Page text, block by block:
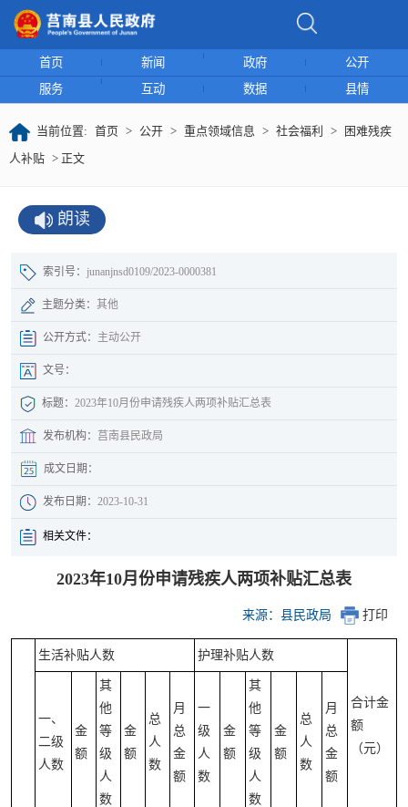
首页 新闻 政府
公开
服务
互动 数据 县情
当前位置: 首页 > 公开 > 重点领域信息 > 社会福利 > 困难残疾
人补贴 > 正文
朗读
索引号： junanjnsd0109/2023-0000381
主题分类： 其他
公开方式： 主动公开
文号：
标题： 2023年10月份申请残疾人两项补贴汇总表
发布机构： 莒南县民政局
成文日期：
发布日期： 2023-10-31
相关文件：
2023年10月份申请残疾人两项补贴汇总表
来源：县民政局 打印
生活补贴人数 护理补贴人数
合计金
额
（元）
一、
二级
人数
金
额
其
他
等
级
人
数
金
额
总
人
数
月
总
金
额
一
级
人
数
金
额
其
他
等
级
人
数
金
额
总
人
数
月
总
金
额